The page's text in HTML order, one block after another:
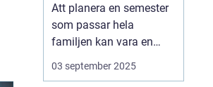
Att planera en semester
som passar hela
familjen kan vara en
utmaning, men en
familjesemester
03 september 2025